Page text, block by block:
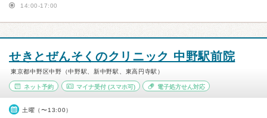
14:00-17:00
せきとぜんそくのクリニック 中野駅前院
東京都中野区中野（中野駅、新中野駅、東高円寺駅）
ネット予約 マイナ受付(スマホ可) 電子処方せん対応
土曜（〜13:00）